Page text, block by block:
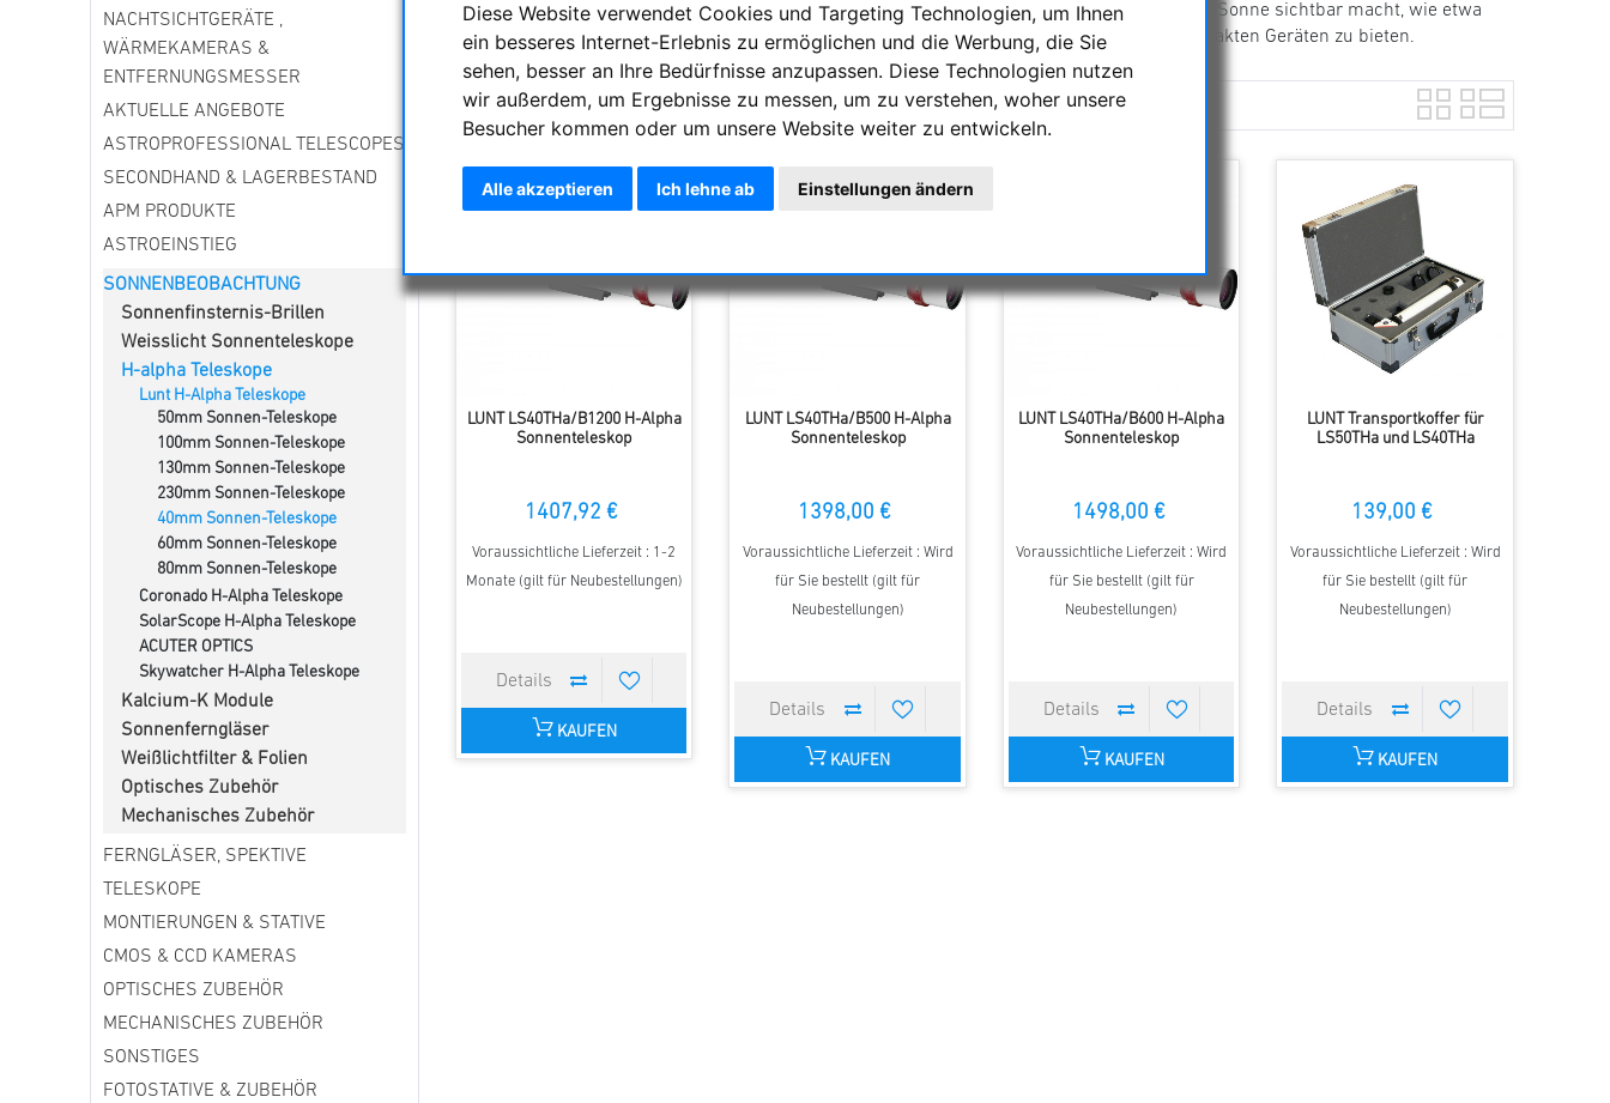
Diese Website verwendet Cookies und Targeting Technologien, um Ihnen
ein besseres Internet-Erlebnis zu ermöglichen und die Werbung, die Sie
sehen, besser an Ihre Bedürfnisse anzupassen. Diese Technologien nutzen
wir außerdem, um Ergebnisse zu messen, um zu verstehen, woher unsere
Besucher kommen oder um unsere Website weiter zu entwickeln.
Alle akzeptieren Ich lehne ab Einstellungen ändern
NACHTSICHTGERÄTE ,
WÄRMEKAMERAS &
ENTFERNUNGSMESSER
AKTUELLE ANGEBOTE
ASTROPROFESSIONAL TELESCOPES
SECONDHAND & LAGERBESTAND
APM PRODUKTE
ASTROEINSTIEG
SONNENBEOBACHTUNG
Sonnenfinsternis-Brillen
Weisslicht Sonnenteleskope
H-alpha Teleskope
Lunt H-Alpha Teleskope
50mm Sonnen-Teleskope
100mm Sonnen-Teleskope
130mm Sonnen-Teleskope
230mm Sonnen-Teleskope
40mm Sonnen-Teleskope
60mm Sonnen-Teleskope
80mm Sonnen-Teleskope
Coronado H-Alpha Teleskope
SolarScope H-Alpha Teleskope
ACUTER OPTICS
Skywatcher H-Alpha Teleskope
Kalcium-K Module
Sonnenferngläser
Weißlichtfilter & Folien
Optisches Zubehör
Mechanisches Zubehör
FERNGLÄSER, SPEKTIVE
TELESKOPE
MONTIERUNGEN & STATIVE
CMOS & CCD KAMERAS
OPTISCHES ZUBEHÖR
MECHANISCHES ZUBEHÖR
SONSTIGES
FOTOSTATIVE & ZUBEHÖR
und zu fotografieren. Die bei weitem interessanteste Emissionslinie, die viele Details auf der Sonne sichtbar macht, wie etwa
Protuberanzen und Filamente. Die Systeme sind optimiert um die höchste Leistung in kompakten Geräten zu bieten.
Sortierung Anzahl
LUNT LS40THa/B1200 H-Alpha
Sonnenteleskop
1407,92 €
Voraussichtliche Lieferzeit : 1-2
Monate (gilt für Neubestellungen)
KAUFEN
LUNT LS40THa/B500 H-Alpha
Sonnenteleskop
1398,00 €
Voraussichtliche Lieferzeit : Wird
für Sie bestellt (gilt für
Neubestellungen)
KAUFEN
LUNT LS40THa/B600 H-Alpha
Sonnenteleskop
1498,00 €
Voraussichtliche Lieferzeit : Wird
für Sie bestellt (gilt für
Neubestellungen)
KAUFEN
LUNT Transportkoffer für
LS50THa und LS40THa
139,00 €
Voraussichtliche Lieferzeit : Wird
für Sie bestellt (gilt für
Neubestellungen)
KAUFEN